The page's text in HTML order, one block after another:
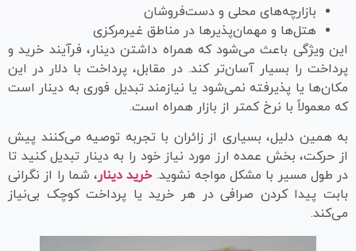
بازارچه‌های محلی و دست‌فروشان
هتل‌ها و مهمان‌پذیرها در مناطق غیرمرکزی
این ویژگی باعث می‌شود که همراه داشتن دینار، فرآیند خرید و
پرداخت را بسیار آسان‌تر کند. در مقابل، پرداخت با دلار در این
مکان‌ها یا پذیرفته نمی‌شود یا نیازمند تبدیل فوری به دینار است
که معمولاً با نرخ کمتر از بازار همراه است.
به همین دلیل، بسیاری از زائران با تجربه توصیه می‌کنند پیش
از حرکت، بخش عمده ارز مورد نیاز خود را به دینار تبدیل کنید تا
در طول مسیر با مشکل مواجه نشوید.خرید دینار، شما را از نگرانی
بابت پیدا کردن صرافی در هر خرید یا پرداخت کوچک بی‌نیاز
می‌کند.